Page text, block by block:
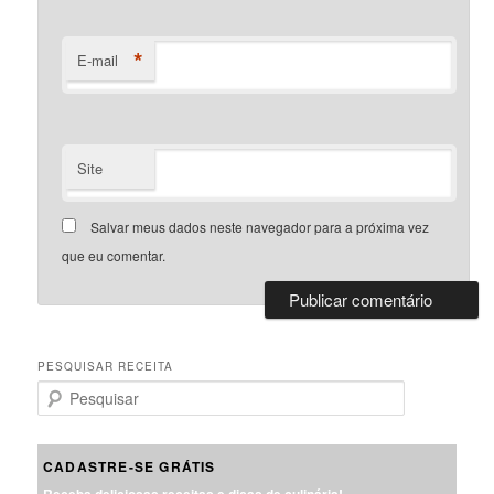
E-mail *
Site
Salvar meus dados neste navegador para a próxima vez
que eu comentar.
PESQUISAR RECEITA
e
uCADASTRE-SE GRÁTIS